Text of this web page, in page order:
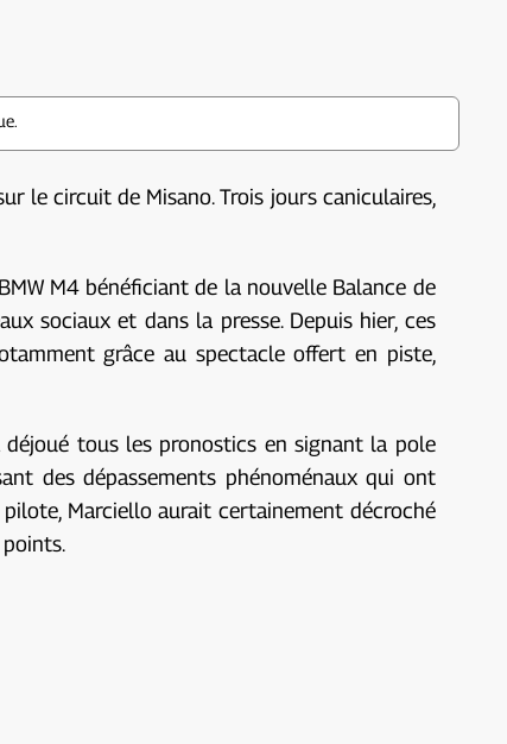
le circuit de Misano. Trois jours caniculaires,
M4 bénéficiant de la nouvelle Balance de
sociaux et dans la presse. Depuis hier, ces
grâce au spectacle offert en piste,
tous les pronostics en signant la pole
des dépassements phénoménaux qui ont
Marciello aurait certainement décroché